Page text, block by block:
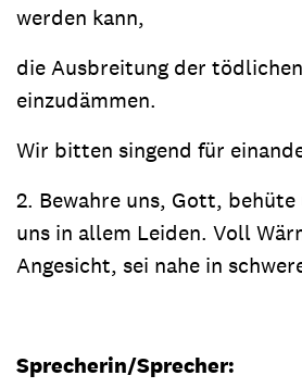
werden kann,
die Ausbreitung der
einzudämmen.
Wir bitten singend für
2. Bewahre uns, Gott,
uns in allem Leiden. Voll
Angesicht, sei nahe in
Sprecherin/Sprecher: